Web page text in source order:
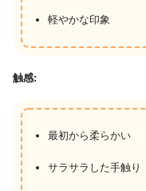
軽やかな印象
触感:
最初から柔らかい
サラサラした手触り